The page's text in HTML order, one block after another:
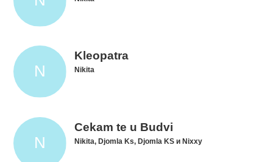
Kleopatra
Nikita
Cekam te u Budvi
Nikita, Djomla Ks, Djomla KS и Nixxy